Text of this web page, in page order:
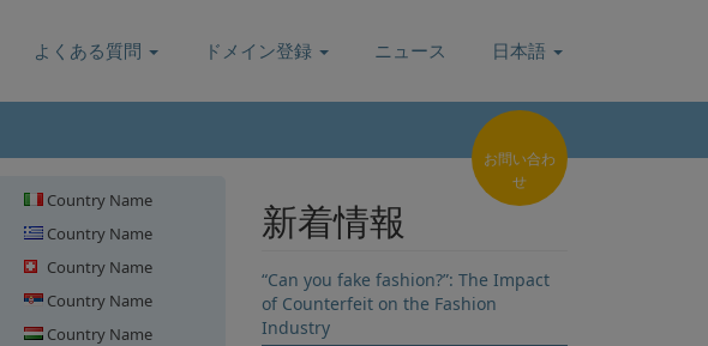
よくある質問 ドメイン登録 ニュース 日本語
Country Name
Country Name
Country Name
Country Name
Country Name
お問い合わ
せ
新着情報
“Can you fake fashion?”: The Impact
of Counterfeit on the Fashion
Industry